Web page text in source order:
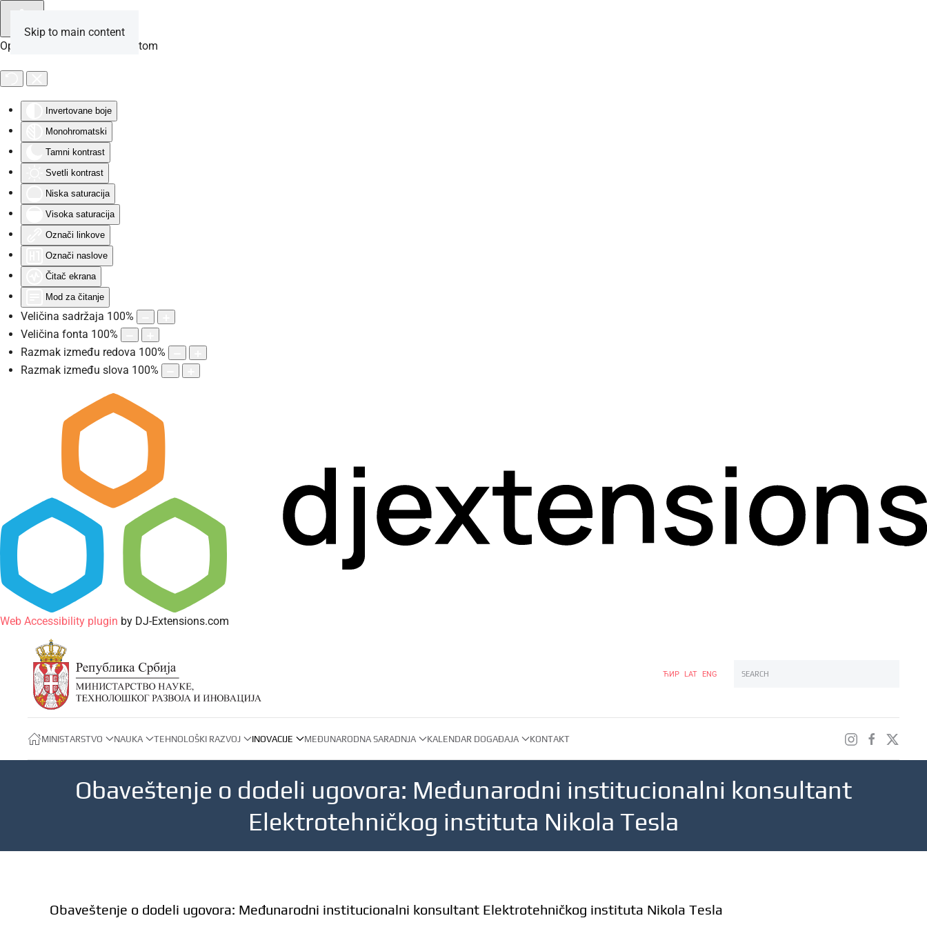
Opcije za osobe sa invaliditetom
Invertovane boje
Monohromatski
Tamni kontrast
Svetli kontrast
Niska saturacija
Visoka saturacija
Označi linkove
Označi naslove
Čitač ekrana
Mod za čitanje
Veličina sadržaja 100%
Veličina fonta 100%
Razmak između redova 100%
Razmak između slova 100%
Web Accessibility plugin by DJ-Extensions.com
Skip to main content
ЋИР LAT ENG
MINISTARSTVO NAUKA TEHNOLOŠKI RAZVOJ INOVACIJE MEĐUNARODNA SARADNJA KALENDAR DOGAĐAJA KONTAKT
Obaveštenje o dodeli ugovora: Međunarodni institucionalni konsultant
Elektrotehničkog instituta Nikola Tesla
Obaveštenje o dodeli ugovora: Međunarodni institucionalni konsultant Elektrotehničkog instituta Nikola Tesla